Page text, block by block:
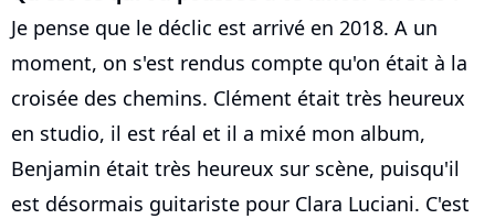
Je pense que le déclic est arrivé en 2018. A un
moment, on s'est rendus compte qu'on était à la
croisée des chemins. Clément était très heureux
en studio, il est réal et il a mixé mon album,
Benjamin était très heureux sur scène, puisqu'il
est désormais guitariste pour Clara Luciani. C'est